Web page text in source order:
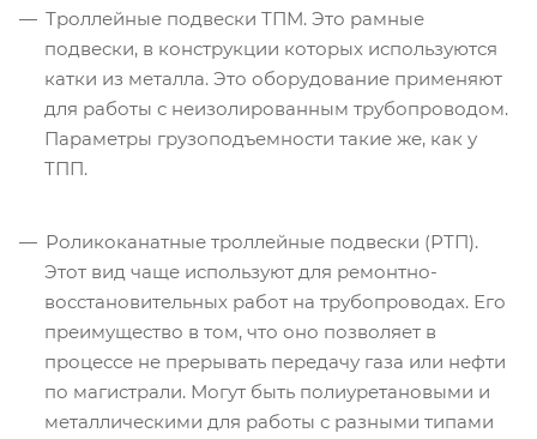
Троллейные подвески ТПМ. Это рамные
подвески, в конструкции которых используются
катки из металла. Это оборудование применяют
для работы с неизолированным трубопроводом.
Параметры грузоподъемности такие же, как у
ТПП.
Роликоканатные троллейные подвески (РТП).
Этот вид чаще используют для ремонтно-
восстановительных работ на трубопроводах. Его
преимущество в том, что оно позволяет в
процессе не прерывать передачу газа или нефти
по магистрали. Могут быть полиуретановыми и
металлическими для работы с разными типами